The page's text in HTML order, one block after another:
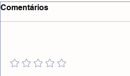
CUPONS ALIEXPRESS
Comentários